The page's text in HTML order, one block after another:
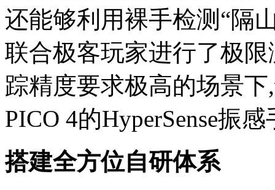
还能够利用裸手检测“隔
联合极客玩家进行了极
踪精度要求极高的场景
PICO 4的HyperSense振
搭建全方位自研体系